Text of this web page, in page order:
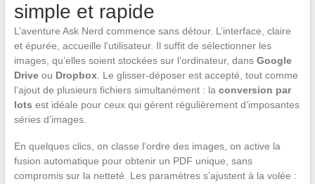
simple et rapide
L’aventure Ask Nerd commence sans détour. L’interface, claire
et épurée, accueille l’utilisateur. Il suffit de sélectionner les
images, qu’elles soient stockées sur l’ordinateur, dans Google
Driveou Dropbox. Le glisser-déposer est accepté, tout comme
l’ajout de plusieurs fichiers simultanément : la conversion par
lots est idéale pour ceux qui gèrent régulièrement d’imposantes
séries d’images.
En quelques clics, on classe l’ordre des images, on active la
fusion automatique pour obtenir un PDF unique, sans
compromis sur la netteté. Les paramètres s’ajustent à la volée :